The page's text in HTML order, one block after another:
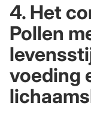
4. Het
Pollen
voeding